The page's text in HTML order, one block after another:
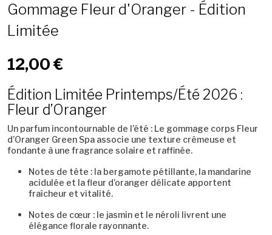
Gommage Fleur d'Oranger - Édition
Limitée
12,00 €
Édition Limitée Printemps/Été 2026 :
Fleur d’Oranger
Un parfum incontournable de l’été : Le gommage corps Fleur
d’Oranger Green Spa associe une texture crémeuse et
fondante à une fragrance solaire et raffinée.
Notes de tête : la bergamote pétillante, la mandarine
acidulée et lafleur d’oranger délicate apportent
fraîcheur et vitalité.
Notes de cœur : le jasmin et le néroli livrent une
élégance florale rayonnante.